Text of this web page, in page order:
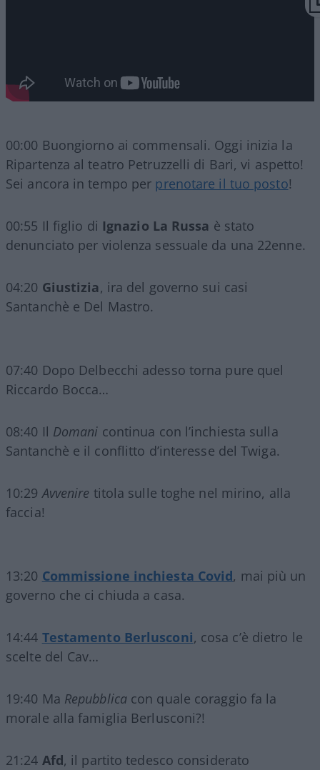
00:00 Buongiorno ai commensali. Oggi inizia la
Ripartenza al teatro Petruzzelli di Bari, vi aspetto!
Sei ancora in tempo per prenotare il tuo posto!
00:55 Il figlio di Ignazio La Russa è stato
denunciato per violenza sessuale da una 22enne.
04:20 Giustizia, ira del governo sui casi
Santanchè e Del Mastro.
07:40 Dopo Delbecchi adesso torna pure quel
Riccardo Bocca…
08:40 Il Domani continua con l’inchiesta sulla
Santanchè e il conflitto d’interesse del Twiga.
10:29Avvenire titola sulle toghe nel mirino, alla
faccia!
13:20 Commissione inchiesta Covid, mai più un
governo che ci chiuda a casa.
14:44 Testamento Berlusconi, cosa c’è dietro le
scelte del Cav…
19:40 Ma Repubblicacon quale coraggio fa la
morale alla famiglia Berlusconi?!
21:24 Afd, il partito tedesco considerato